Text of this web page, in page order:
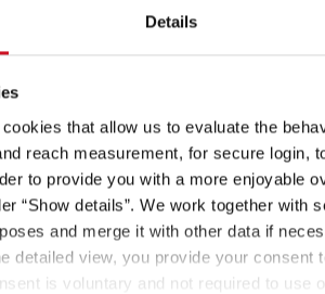
Details
that allow us to evaluate the
reach measurement, for secure login,
to provide you with a more enjoyable
“Show details”. We work together with
and merge it with other data if
detailed view, you provide your consent
is voluntary and not required to use
sind kalt, es kann
Wohnwagen gut isoliert ist und
das ganze Jahr über